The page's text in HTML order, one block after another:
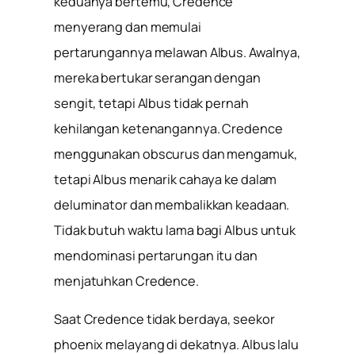
menyerang dan memulai
pertarungannya melawan Albus. Awalnya,
mereka bertukar serangan dengan
sengit, tetapi Albus tidak pernah
kehilangan ketenangannya. Credence
menggunakan obscurus dan mengamuk,
tetapi Albus menarik cahaya ke dalam
deluminator dan membalikkan keadaan.
Tidak butuh waktu lama bagi Albus untuk
mendominasi pertarungan itu dan
menjatuhkan Credence.
Saat Credence tidak berdaya, seekor
phoenix melayang di dekatnya. Albus lalu